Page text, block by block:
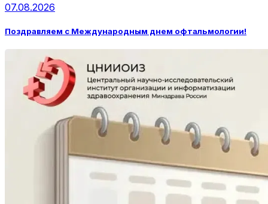
07.08.2026
Поздравляем с Международным днем офтальмологии!